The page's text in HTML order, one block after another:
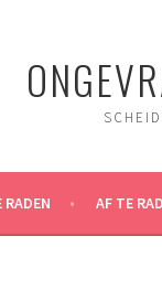
RADEN AF TE